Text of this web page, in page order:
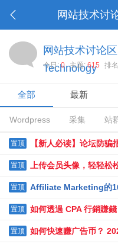
网站技术讨论
Technology
今日:0 主题:615 排
全部 最新
Wordpress 采集 站
置顶 【新人必读】论坛防骗
置顶 上传会员头像，轻轻松
置顶 Affiliate Marketing的
162个）
置顶 如何透過 CPA 行銷賺
置顶 如何快速赚广告币？